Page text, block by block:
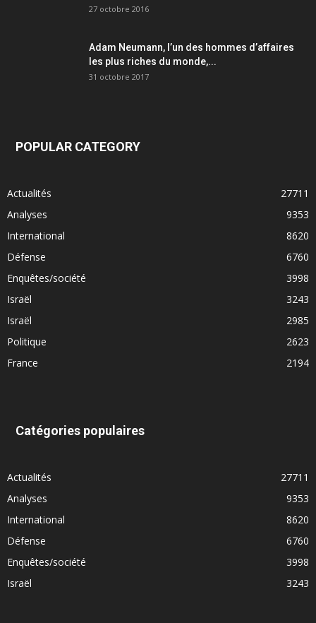
27 octobre 2016
Adam Neumann, l’un des hommes d’affaires
les plus riches du monde,...
31 octobre 2017
POPULAR CATEGORY
Actualités
27711
Analyses
9353
International
8620
Défense
6760
Enquêtes/société
3998
Israël
3243
Israël
2985
Politique
2623
France
2194
Catégories populaires
Actualités
27711
Analyses
9353
International
8620
Défense
6760
Enquêtes/société
3998
Israël
3243